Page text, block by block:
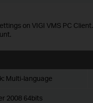
on VIGI VMS PC Client.
Multi-language
2008 64bits